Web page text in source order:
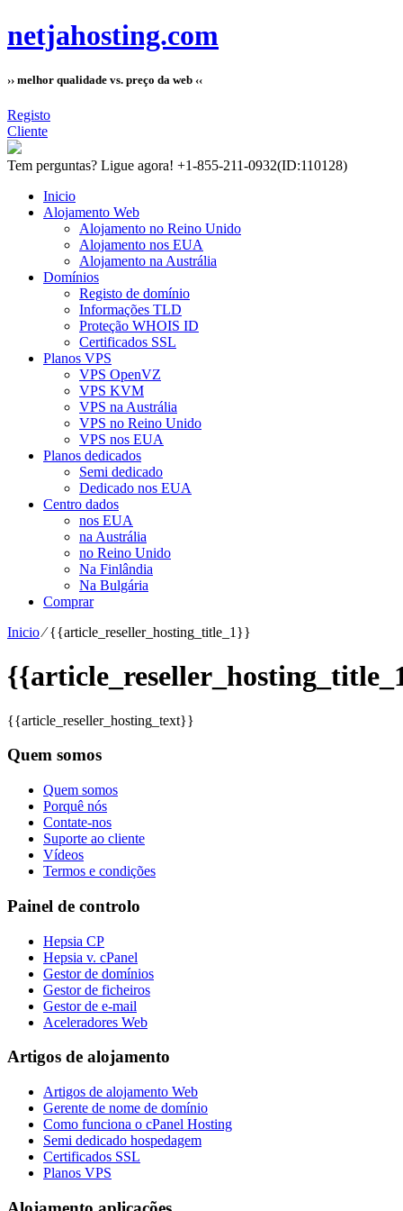
netjahosting.com
›› melhor qualidade vs. preço da web ‹‹
Registo
Cliente
Tem perguntas? Ligue agora! +1-855-211-0932(ID:110128)
Inicio
Alojamento Web
Alojamento no Reino Unido
Alojamento nos EUA
Alojamento na Austrália
Domínios
Registo de domínio
Informações TLD
Proteção WHOIS ID
Certificados SSL
Planos VPS
VPS OpenVZ
VPS KVM
VPS na Austrália
VPS no Reino Unido
VPS nos EUA
Planos dedicados
Semi dedicado
Dedicado nos EUA
Centro dados
nos EUA
na Austrália
no Reino Unido
Na Finlândia
Na Bulgária
Comprar
Inicio⁄{{article_reseller_hosting_title_1}}
{{article_reseller_hosting_text}}
Quem somos
Quem somos
Porquê nós
Contate-nos
Suporte ao cliente
Vídeos
Termos e condições
Painel de controlo
Hepsia CP
Hepsia v. cPanel
Gestor de domínios
Gestor de ficheiros
Gestor de e-mail
Aceleradores Web
Artigos de alojamento
Artigos de alojamento Web
Gerente de nome de domínio
Como funciona o cPanel Hosting
Semi dedicado hospedagem
Certificados SSL
Planos VPS